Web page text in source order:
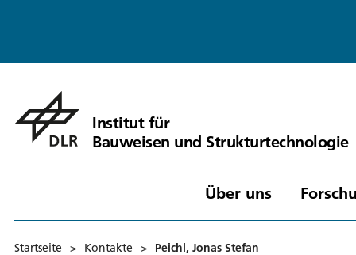
Institut für
Bauweisen und Strukturtechnologie
Über uns
Startseite > Kontakte > Peichl, Jonas Stefan